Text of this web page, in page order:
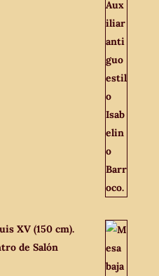
XV (150 cm).
de Salón